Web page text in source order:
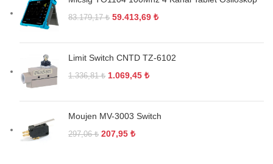
83.179,17₺ 59.413,69 ₺
Limit Switch CNTD TZ-6102
1.336,81₺ 1.069,45 ₺
Moujen MV-3003 Switch
297,06₺ 207,95 ₺